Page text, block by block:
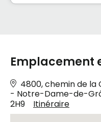
Emplacement
4800, chemin de
- Notre-Dame-de-
2H9
Itinéraire